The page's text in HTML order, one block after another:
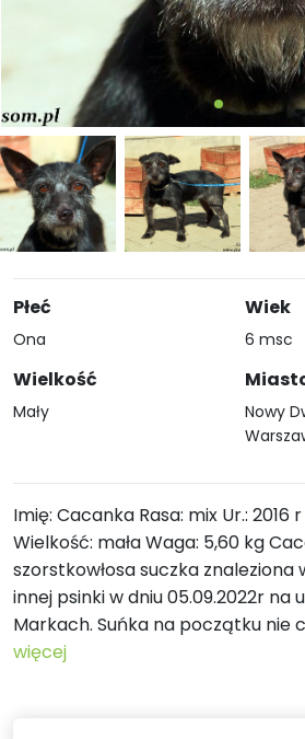
Płeć
Ona
Wielkość
Mały
Wiek
6 msc
Nowy
Imię: Cacanka Rasa: mix Ur.: 2016
Wielkość: mała Waga: 5,60 kg
szorstkowłosa suczka
innej psinki w dniu 05.09.2022r na
Markach. Suńka na początku nie
więcej